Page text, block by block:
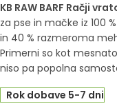
KB RAW BARF Račji
za pse in mačke iz 100
in 40 % razmeroma
Primerni so kot
niso pa popolna
Rok dobave 5-7 dni